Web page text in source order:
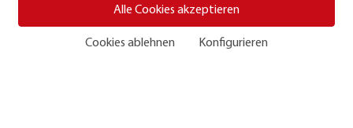
Alle Cookies akzeptieren
Cookies ablehnen Konfigurieren